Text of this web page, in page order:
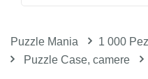
Puzzle Mania 1 000
Puzzle Case, camere